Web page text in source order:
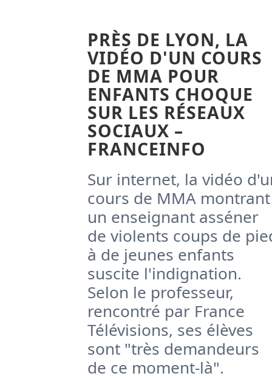
PRÈS DE LYON, LA
VIDÉO D'UN COURS
DE MMA POUR
ENFANTS CHOQUE
SUR LES RÉSEAUX
SOCIAUX –
FRANCEINFO
Sur internet, la vidéo
cours de MMA montrant
un enseignant asséner
de violents coups de
à de jeunes enfants
suscite l'indignation.
Selon le professeur,
rencontré par France
Télévisions, ses élèves
sont "très demandeurs
de ce moment-là".